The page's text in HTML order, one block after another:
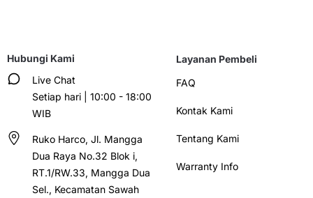
Hubungi Kami
Live Chat
Setiap hari | 10:00 - 18:00
WIB
Ruko Harco, Jl. Mangga
Dua Raya No.32 Blok i,
RT.1/RW.33, Mangga Dua
Sel., Kecamatan Sawah
Layanan Pembeli
FAQ
Kontak Kami
Tentang Kami
Warranty Info